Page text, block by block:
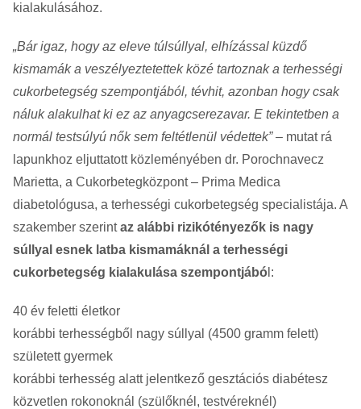
kialakulásához.
„Bár igaz, hogy az eleve túlsúllyal, elhízással küzdő
kismamák a veszélyeztetettek közé tartoznak a terhességi
cukorbetegség szempontjából, tévhit, azonban hogy csak
náluk alakulhat ki ez az anyagcserezavar. E tekintetben a
normál testsúlyú nők sem feltétlenül védettek”– mutat rá
lapunkhoz eljuttatott közleményében dr. Porochnavecz
Marietta, a Cukorbetegközpont – Prima Medica
diabetológusa, a terhességi cukorbetegség specialistája. A
szakember szerintaz alábbi rizikótényezők is nagy
súllyal esnek latba kismamáknál a terhességi
cukorbetegség kialakulása szempontjábó l:
40 év feletti életkor
korábbi terhességből nagy súllyal (4500 gramm felett)
született gyermek
korábbi terhesség alatt jelentkező gesztációs diabétesz
közvetlen rokonoknál (szülőknél, testvéreknél)